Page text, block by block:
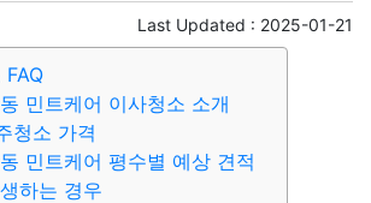
Last Updated : 2025-01-21
민트케어 이사청소 소개
청소 가격
민트케어 평수별 예상 견적
하는 경우